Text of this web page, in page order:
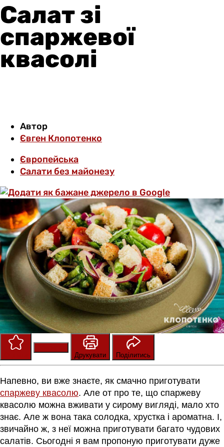
Салат зі
спаржевої
квасолі
Автор
Євген Клопотенко
Європейська
Салати без майонезу
Друкувати
Поділитись
Напевно, ви вже знаєте, як смачно приготувати
спаржеву квасолю. Але от про те, що спаржеву
квасолю можна вживати у сирому вигляді, мало хто
знає. Але ж вона така солодка, хрустка і ароматна. І,
звичайно ж, з неї можна приготувати багато чудових
салатів. Сьогодні я вам пропоную приготувати дуже